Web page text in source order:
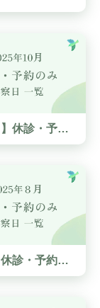
【１０月】休診・予約のみの診察日 一覧
【８月】休診・予約のみの診察日 一覧